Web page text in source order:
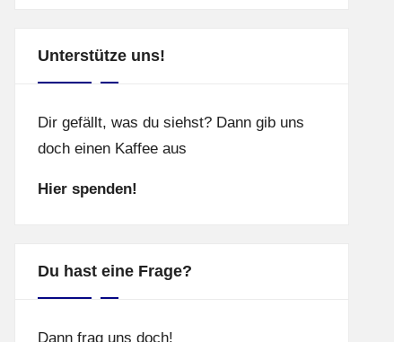
Unterstütze uns!
Dir gefällt, was du siehst? Dann gib uns
doch einen Kaffee aus
Hier spenden!
Du hast eine Frage?
Dann frag uns doch!